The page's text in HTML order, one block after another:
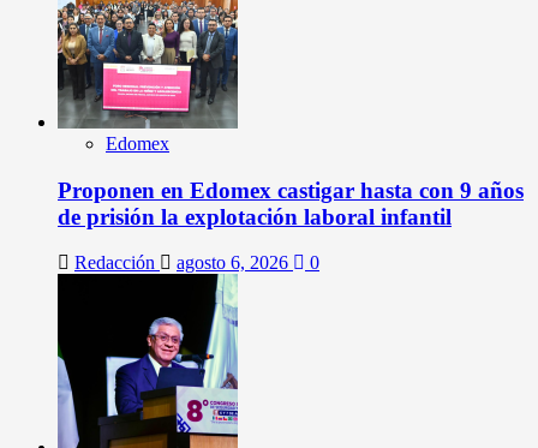
Edomex
Proponen en Edomex castigar hasta con 9 años
de prisión la explotación laboral infantil
Redacción agosto 6, 2026 0